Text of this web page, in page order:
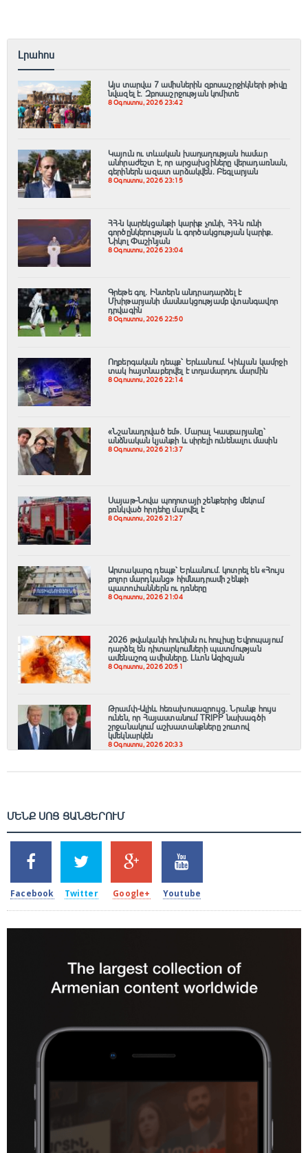
Լրահոս
Այս տարվա 7 ամիսներին զբոսաշրջիկների թիվը
նվազել է. Զբոսաշրջության կոմիտե
8 Օգոստոս, 2026 23:42
Կայուն ու տևական խաղաղության համար
անհրաժեշտ է, որ արցախցիները վերադառնան,
գերիներն ազատ արձակվեն․ Բեգլարյան
8 Օգոստոս, 2026 23:15
ՀՀ-ն կարեկցանքի կարիք չունի, ՀՀ-ն ունի
գործընկերության և գործակցության կարիք․
Նիկոլ Փաշինյան
8 Օգոստոս, 2026 23:04
Գրեթե գոլ. Ինտերն անդրադարձել է
Մխիթարյանի մասնակցությամբ վտանգավոր
դրվագին
8 Օգոստոս, 2026 22:50
Ողբերգական դեպք՝ Երևանում․ Կիևյան կամրջի
տակ հայտնաբերվել է տղամարդու մարմին
8 Օգոստոս, 2026 22:14
«Նշանադրված եմ». Մարալ Կասբարյանը՝
անձնական կյանքի և սիրելի ունենալու մասին
8 Օգոստոս, 2026 21:37
Սայաթ-Նովա պողոտայի շենքերից մեկում
բռնկված հրդեհը մարվել է
8 Օգոստոս, 2026 21:27
Արտակարգ դեպք՝ Երևանում․ կոտրել են «Հույս
բոլոր մարդկանց» հիմնադրամի շենքի
պատուհաններն ու դռները
8 Օգոստոս, 2026 21:04
2026 թվականի հունիսն ու հուլիսը Եվրոպայում
դարձել են դիտարկումների պատմության
ամենաշոգ ամիսները․ Լևոն Ազիզյան
8 Օգոստոս, 2026 20:51
Թրամփ-Ալիև հեռախոսազրույց. Նրանք հույս
ունեն, որ Հայաստանում TRIPP նախագծի
շրջանակում աշխատանքները շուտով
կմեկնարկեն
8 Օգոստոս, 2026 20:33
ՄԵՆՔ ՍՈՑ ՑԱՆՑԵՐՈՒՄ
2k
SHARES
Facebook
1.5k
TWEETS
Twitter
203
SHARES
Google+
620
SHARES
Youtube